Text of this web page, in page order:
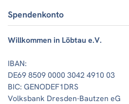
Spendenkonto
Willkommen in Löbtau e.V.
IBAN:
DE69 8509 0000 3042 4910 03
BIC: GENODEF1DRS
Volksbank Dresden-Bautzen eG